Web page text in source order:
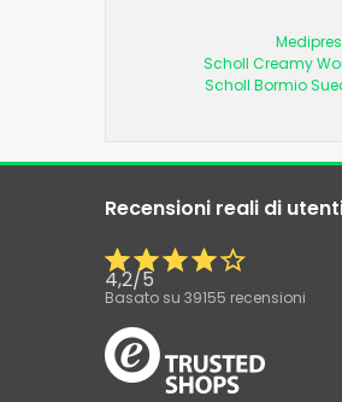
Scholl Creamy
Scholl Bormio
Recensioni reali di
4,2/5
Basato su 39155 recensioni